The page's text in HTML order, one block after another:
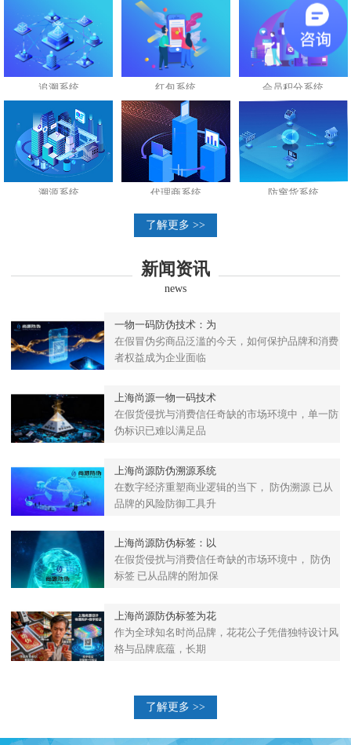
追溯系统 红包系统 会员积分系统
溯源系统 代理商系统 防窜货系统
了解更多 >>
新闻资讯
news
一物一码防伪技术：为
在假冒伪劣商品泛滥的今天，如何保护品牌和消费
者权益成为企业面临
上海尚源一物一码技术
在假货侵扰与消费信任奇缺的市场环境中，单一防
伪标识已难以满足品
上海尚源防伪溯源系统
在数字经济重塑商业逻辑的当下， 防伪溯源 已从
品牌的风险防御工具升
上海尚源防伪标签：以
在假货侵扰与消费信任奇缺的市场环境中， 防伪
标签 已从品牌的附加保
上海尚源防伪标签为花
作为全球知名时尚品牌，花花公子凭借独特设计风
格与品牌底蕴，长期
了解更多 >>